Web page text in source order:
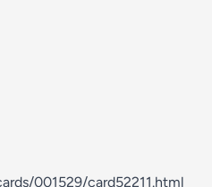
001529/card52211.html